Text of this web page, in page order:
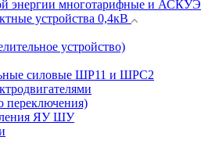
энергии многотарифные и АСКУЭ
устройства 0,4кВ
устройство)
силовые ШР11 и ШРС2
ЯУ ШУ